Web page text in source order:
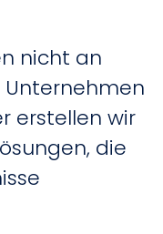
nicht an
Unternehmen
erstellen wir
die